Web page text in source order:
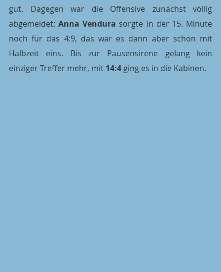
gut. Dagegen war die Offensive zunächst völlig
abgemeldet: Anna Vendura sorgte in der 15. Minute
noch für das 4:9, das war es dann aber schon mit
Halbzeit eins. Bis zur Pausensirene gelang kein
einziger Treffer mehr, mit 14:4 ging es in die Kabinen.